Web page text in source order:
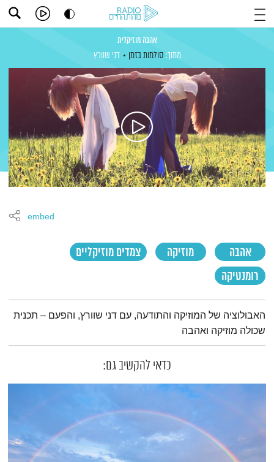
אהבה מוזיקלית
מתוך: סולמות בזמן דני שוורץ
אהבה מוזיקה
צמדים מוזיקליים
רומנטיקה
embed
תמצית הפודקאסט
האבולוציה של המוזיקה והתודעה, עם דני שוורץ, והפעם – תכנית
שכולה מוזיקה ואהבה
כדאי להקשיב גם: